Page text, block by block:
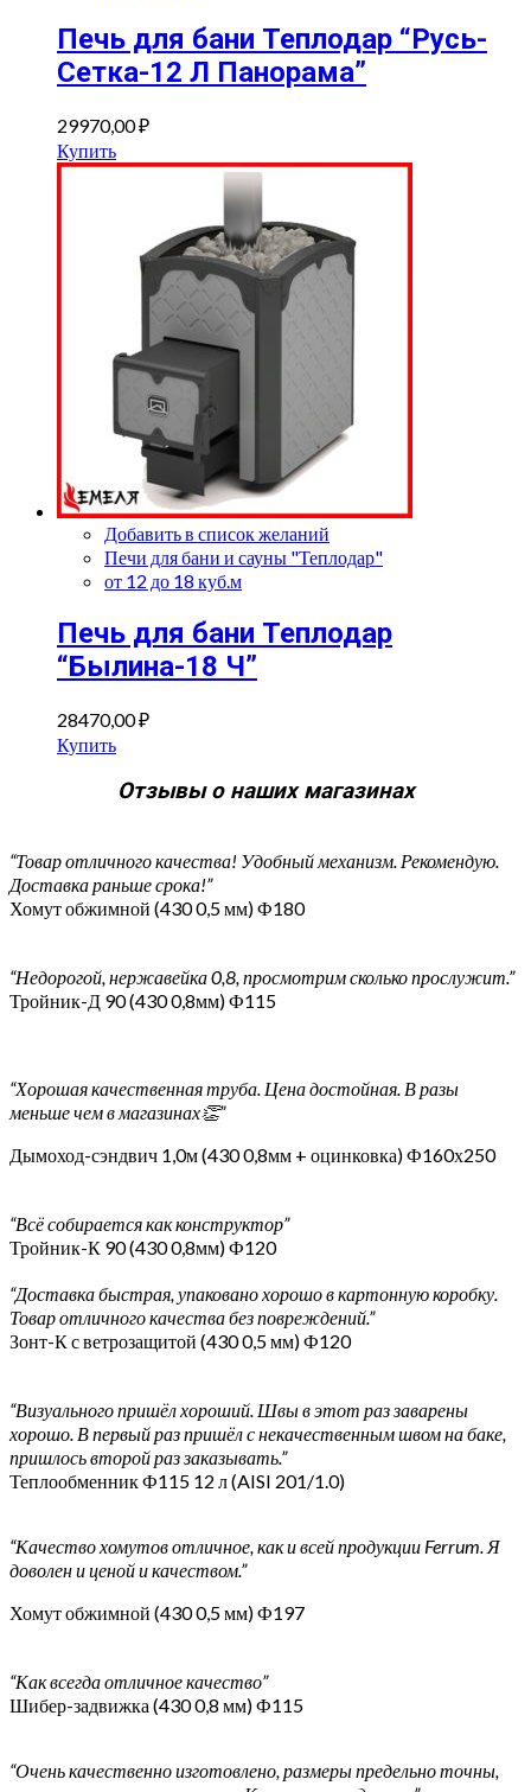
Печь для бани Теплодар “Русь-
Сетка-12 Л Панорама”
29970,00₽
Купить
Добавить в список желаний
Печи для бани и сауны "Теплодар"
от 12 до 18 куб.м
Печь для бани Теплодар
“Былина-18 Ч”
28470,00₽
Купить
Отзывы о наших магазинах
“Товар отличного качества! Удобный механизм. Рекомендую.
Доставка раньше срока!”
Хомут обжимной (430 0,5 мм) Ф180
“Недорогой, нержавейка 0,8, просмотрим сколько прослужит.”
Тройник-Д 90 (430 0,8мм) Ф115
“Хорошая качественная труба. Цена достойная. В разы
меньше чем в магазинах👏”
Дымоход-сэндвич 1,0м (430 0,8мм + оцинковка) Ф160х250
“Всё собирается как конструктор”
Тройник-К 90 (430 0,8мм) Ф120
“Доставка быстрая, упаковано хорошо в картонную коробку.
Товар отличного качества без повреждений.”
Зонт-К с ветрозащитой (430 0,5 мм) Ф120
“Визуального пришёл хороший. Швы в этот раз заварены
хорошо. В первый раз пришёл с некачественным швом на баке,
пришлось второй раз заказывать.”
Теплообменник Ф115 12 л (AISI 201/1.0)
“Качество хомутов отличное, как и всей продукции Ferrum. Я
доволен и ценой и качеством.”
Хомут обжимной (430 0,5 мм) Ф197
“Как всегда отличное качество”
Шибер-задвижка (430 0,8 мм) Ф115
“Очень качественно изготовлено, размеры предельно точны,